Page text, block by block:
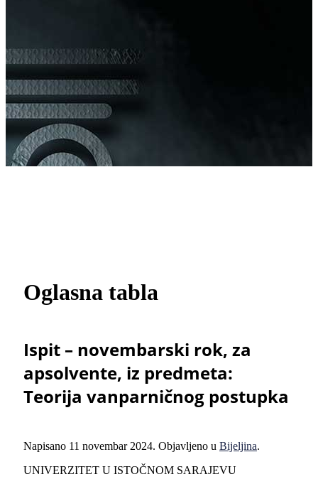
Oglasna tabla
Ispit – novembarski rok, za
apsolvente, iz predmeta:
Teorija vanparničnog postupka
Napisano 11 novembar 2024. Objavljeno u Bijeljina.
UNIVERZITET U ISTOČNOM SARAJEVU